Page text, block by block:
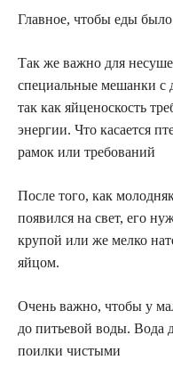
Главное, чтобы еды
Так же важно для
специальные мешанки с
так как яйценоскость
энергии. Что касается
рамок или требований
После того, как
появился на свет, его
крупой или же мелко
яйцом.
Очень важно, чтобы у
до питьевой воды. Вода
поилки чистыми